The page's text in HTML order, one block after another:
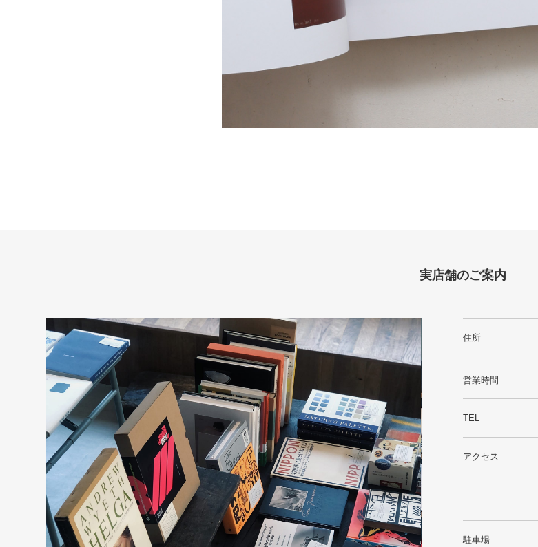
実店舗のご案内
住所
営業時間
TEL
アクセス
駐車場